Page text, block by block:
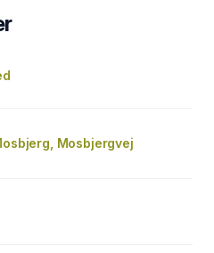
Mosbjergvej